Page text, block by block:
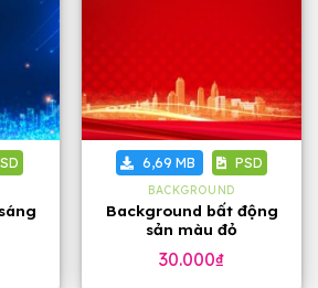
6,69 MB PSD
BACKGROUND
Background bất động
sản màu đỏ
30.000₫